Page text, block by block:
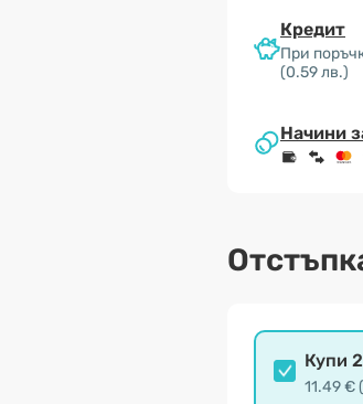
Кредит
При
(0.59 лв.)
Начини
Купи
11.49 €